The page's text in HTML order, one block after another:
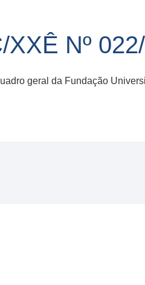
Nº
geral da Fundação